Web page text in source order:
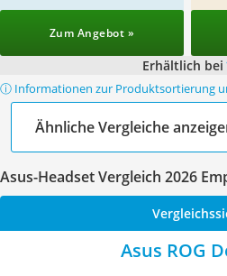
Zum Angebot »
Erhältlich bei
ⓘ Informationen zur Produktsortierung
Ähnliche Vergleiche
Asus-Headset Vergleich 2026
Asus ROG